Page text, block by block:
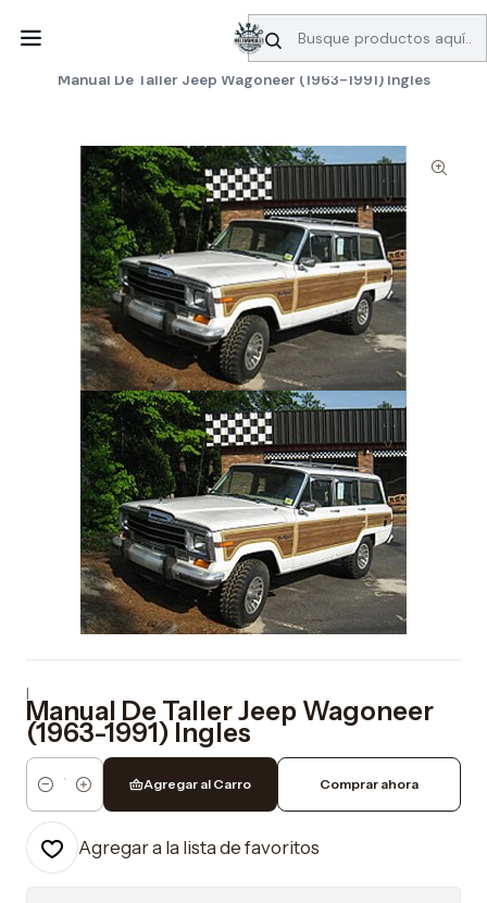
SERVICIO DE BÚSQUEDA DE INFORMACIÓN AUTOMOTRIZ
Manuales de taller Jeep
Manual De Taller Jeep Wagoneer (1963-1991) Ingles
|
Manual De Taller Jeep Wagoneer
(1963-1991) Ingles
Cantidad
Agregar al Carro Comprar ahora
Agregar a la lista de favoritos